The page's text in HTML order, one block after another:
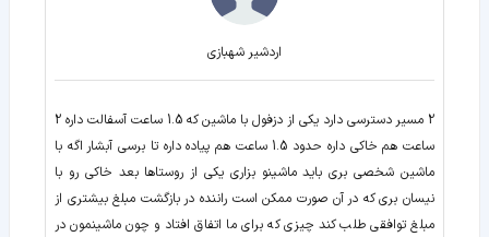
اردشير شهبازي
2 مسير دسترسي دارد يكي از دزفول با ماشين كه 1.5 ساعت آسفالت داره 2
ساعت هم خاكي داره حدود 1.5 ساعت هم پياده داره تا برسي آبشار اگه با
ماشين شخصي بري بايد ماشينو بزاري يكي از روستاها بعد خاكي رو با
نيسان بري كه در آن صورت ممكن است راننده در بازگشت مبلغ بيشتري از
مبلغ توافقي طلب كند چيزي كه براي ما اتفاق افتاد و چون ماشينمون در